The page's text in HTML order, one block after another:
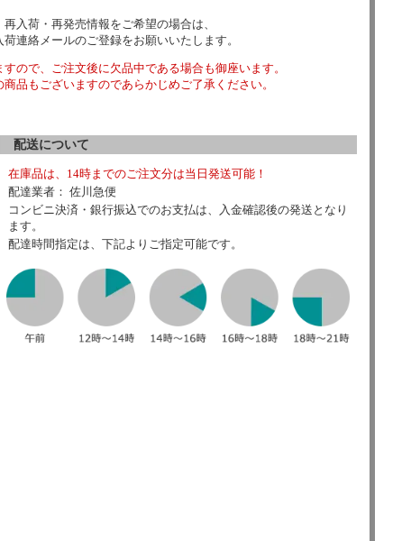
入荷・再発売情報をご希望の場合は、
連絡メールのご登録をお願いいたします。
ので、ご注文後に欠品中である場合も御座います。
品もございますのであらかじめご了承ください。
配送について
在庫品は、14時までのご注文分は当日発送可能！
配達業者： 佐川急便
コンビニ決済・銀行振込でのお支払は、入金確認後の発送となり
ます。
配達時間指定は、下記よりご指定可能です。